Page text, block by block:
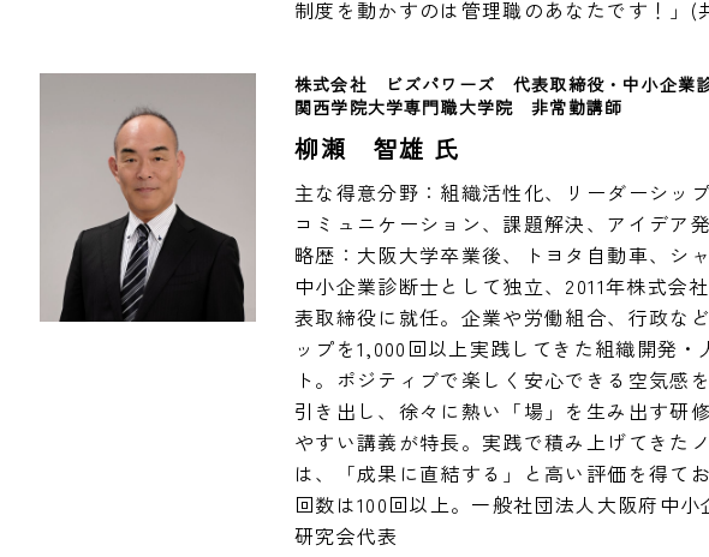
制度を動かすのは管理職のあなたです！」(
株式会社　ビズパワーズ　代表取締役・中小企業
関西学院大学専門職大学院　非常勤講師
柳瀬 智雄 氏
主な得意分野：組織活性化、リーダーシッ
コミュニケーション、課題解決、アイデア
略歴：大阪大学卒業後、トヨタ自動車、シ
中小企業診断士として独立、2011年株式会
表取締役に就任。企業や労働組合、行政な
ップを1,000回以上実践してきた組織開発・
ト。ポジティブで楽しく安心できる空気感
引き出し、徐々に熱い「場」を生み出す研
やすい講義が特長。実践で積み上げてきた
は、「成果に直結する」と高い評価を得て
回数は100回以上。一般社団法人大阪府中
研究会代表